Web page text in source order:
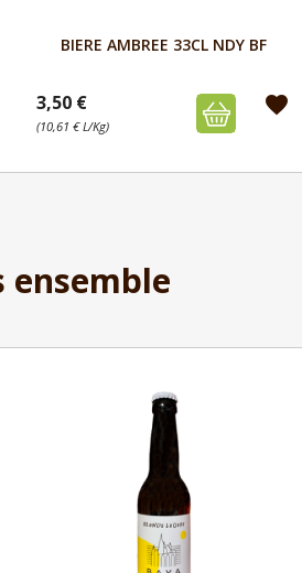
Aperçu
BIERE AMBREE 33CL NDY BF
3,50 €
(10,61 € L/Kg)
favorite
ensemble